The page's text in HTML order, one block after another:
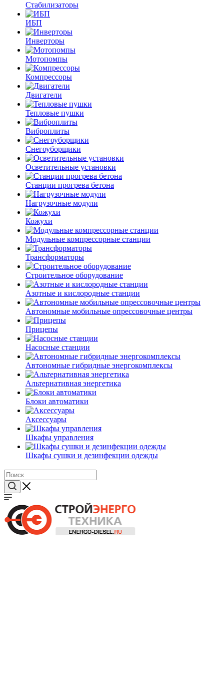
Стабилизаторы
ИБП
Инверторы
Мотопомпы
Компрессоры
Двигатели
Тепловые пушки
Виброплиты
Снегоуборщики
Осветительные установки
Станции прогрева бетона
Нагрузочные модули
Кожухи
Модульные компрессорные станции
Трансформаторы
Строительное оборудование
Азотные и кислородные станции
Автономные мобильные опрессовочные центры
Прицепы
Насосные станции
Автономные гибридные энергокомплексы
Альтернативная энергетика
Блоки автоматики
Аксессуары
Шкафы управления
Шкафы сушки и дезинфекции одежды